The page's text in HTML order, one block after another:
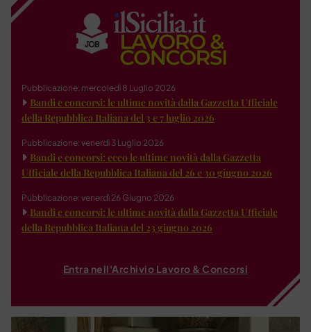
Pubblicazione: mercoledì 8 Luglio 2026
Bandi e concorsi: le ultime novità dalla Gazzetta Ufficiale
della Repubblica Italiana del 3 e 7 luglio 2026
Pubblicazione: venerdì 3 Luglio 2026
Bandi e concorsi: ecco le ultime novità dalla Gazzetta
Ufficiale della Repubblica Italiana del 26 e 30 giugno 2026
Pubblicazione: venerdì 26 Giugno 2026
Bandi e concorsi: le ultime novità dalla Gazzetta Ufficiale
della Repubblica Italiana del 23 giugno 2026
Entra nell'Archivio Lavoro & Concorsi